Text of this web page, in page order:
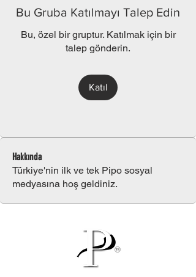
Bu Gruba Katılmayı Talep Edin
Bu, özel bir gruptur. Katılmak için bir
talep gönderin.
Katıl
Hakkında
Türkiye'nin ilk ve tek Pipo sosyal
medyasına hoş geldiniz.